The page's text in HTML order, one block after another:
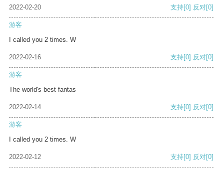
2022-02-20 支持[0] 反对[0]
游客
I called you 2 times. W
2022-02-16 支持[0] 反对[0]
游客
The world's best fantas
2022-02-14 支持[0] 反对[0]
游客
I called you 2 times. W
2022-02-12 支持[0] 反对[0]